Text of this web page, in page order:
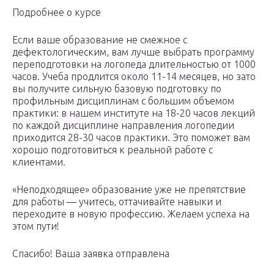
Подробнее о курсе
Если ваше образование не смежное с
дефектологическим, вам лучше выбрать программу
переподготовки на логопеда длительностью от 1000
часов. Учеба продлится около 11-14 месяцев, но зато
вы получите сильную базовую подготовку по
профильным дисциплинам с большим объемом
практики: в нашем институте на 18-20 часов лекций
по каждой дисциплине направления логопедии
приходится 28-30 часов практики. Это поможет вам
хорошо подготовиться к реальной работе с
клиентами.
«Неподходящее» образование уже не препятствие
для работы — учитесь, оттачивайте навыки и
переходите в новую профессию. Желаем успеха на
этом пути!
Спасибо! Ваша заявка отправлена